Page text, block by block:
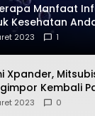
Manfaat
Kesehatan
2023 1
Xpander,
Kembali
2023 0